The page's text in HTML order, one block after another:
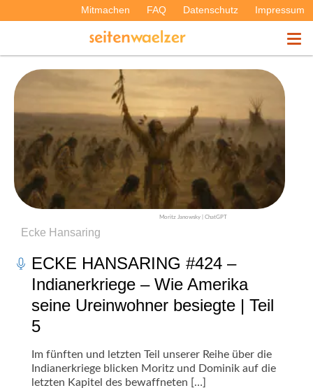
Mitmachen FAQ Datenschutz Impressum
PODCASTS
ÜBER UNS
Moritz Janowsky | ChatGPT
Ecke Hansaring
ECKE HANSARING #424 –
Indianerkriege – Wie Amerika
seine Ureinwohner besiegte | Teil
5
Im fünften und letzten Teil unserer Reihe über die
Indianerkriege blicken Moritz und Dominik auf die
letzten Kapitel des bewaffneten […]